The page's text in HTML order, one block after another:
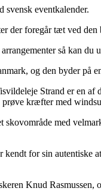
svensk eventkalender.
der foregår tæt ved den
så kan du
og den byder på
Strand er en
prøve kræfter med
med
kendt for sin
Knud Rasmussen,